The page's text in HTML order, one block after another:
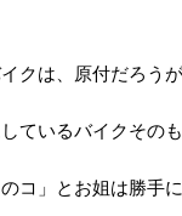
クは、原付だろう
ているバイクそのも
コ」とお姐は勝手に